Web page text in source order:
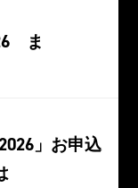
ま
」お申込